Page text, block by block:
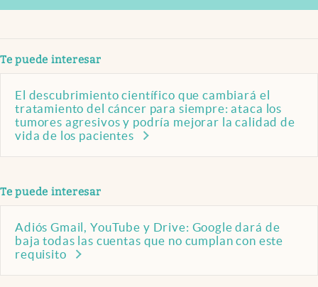
Te puede interesar
El descubrimiento científico que cambiará el
tratamiento del cáncer para siempre: ataca los
tumores agresivos y podría mejorar la calidad de
vida de los pacientes
Te puede interesar
Adiós Gmail, YouTube y Drive: Google dará de
baja todas las cuentas que no cumplan con este
requisito